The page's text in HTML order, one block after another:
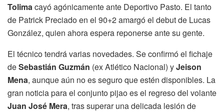
Tolimacayó agónicamente ante Deportivo Pasto. El tanto
de Patrick Preciado en el 90+2 amargó el debut de Lucas
González, quien ahora espera reponerse ante su gente.
El técnico tendrá varias novedades. Se confirmó el fichaje
deSebastián Guzmán (ex Atlético Nacional) yJeison
Mena, aunque aún no es seguro que estén disponibles. La
gran noticia para el conjunto pijao es el regreso del volante
Juan José Mera, tras superar una delicada lesión de